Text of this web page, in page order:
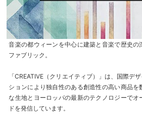
音楽の都ウィーンを中心に建築と音楽で歴史の
ファブリック。
「CREATIVE（クリエイティブ）」は、国際デ
ションにより独自性のある創造性の高い商品
な生地とヨーロッパの最新のテクノロジーでオ
ドを発信しています。